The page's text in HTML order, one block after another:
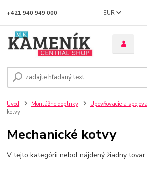
EUR
+421 940 949 000
Úvod Montážne doplnky Upevňovacie a
kotvy
Mechanické kotvy
V tejto kategórii nebol nájdený žiadny tovar.